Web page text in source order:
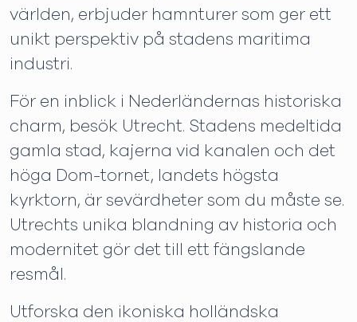
världen, erbjuder hamnturer som ger ett
unikt perspektiv på stadens maritima
industri.
För en inblick i Nederländernas historiska
charm, besök Utrecht. Stadens medeltida
gamla stad, kajerna vid kanalen och det
höga Dom-tornet, landets högsta
kyrktorn, är sevärdheter som du måste se.
Utrechts unika blandning av historia och
modernitet gör det till ett fängslande
resmål.
Utforska den ikoniska holländska